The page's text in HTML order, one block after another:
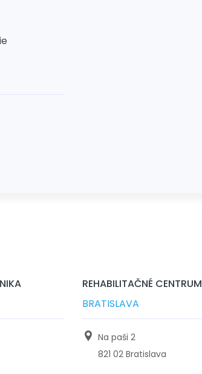
REHABILITAČNÉ CENTRUM
BRATISLAVA
Na paši 2
821 02 Bratislava